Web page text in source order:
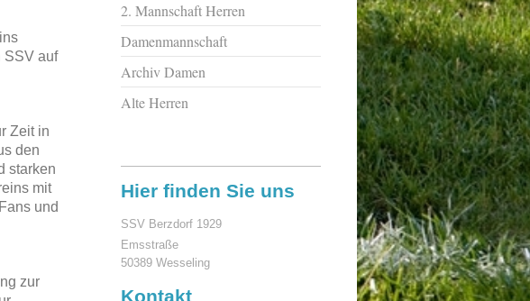
SSV auf
Zeit in
den
starken
mit
und
zur
2. Mannschaft Herren
Damenmannschaft
Archiv Damen
Alte Herren
Hier finden Sie uns
SSV Berzdorf 1929
Emsstraße
50389Wesseling
Kontakt